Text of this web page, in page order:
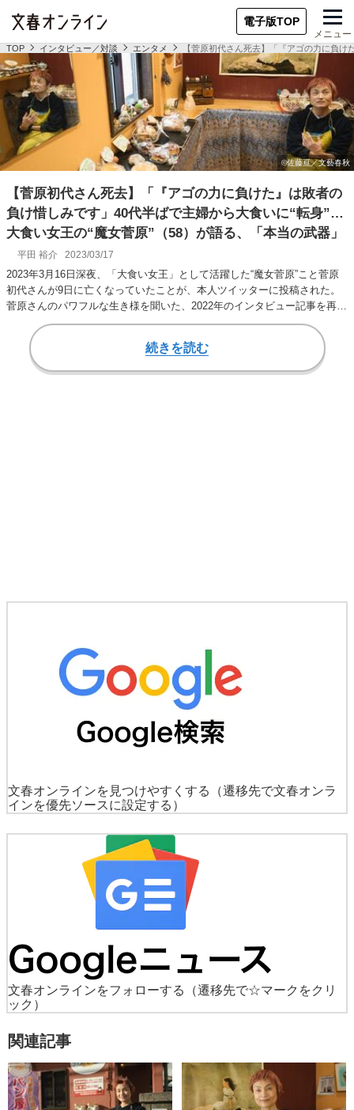
電子版TOP
メニュー
TOP インタビュー／対談 エンタメ 【菅原初代さん死去】「『アゴの力に負
【菅原初代さん死去】「『アゴの力に負けた』は敗者の
負け惜しみです」40代半ばで主婦から大食いに“転身”…
大食い女王の“魔女菅原”（58）が語る、「本当の武器」
平田 裕介 2023/03/17
2023年3月16日深夜、「大食い女王」として活躍した“魔女菅原”こと菅原
初代さんが9日に亡くなっていたことが、本人ツイッターに投稿された。
菅原さんのパワフルな生き様を聞いた、2022年のインタビュー記事を再公
続きを読む
文春オンラインを見つけやすくする
（遷移先で文春オンラ
インを優先ソースに設定する）
文春オンラインをフォローする
（遷移先で☆マークをクリ
ック）
関連記事